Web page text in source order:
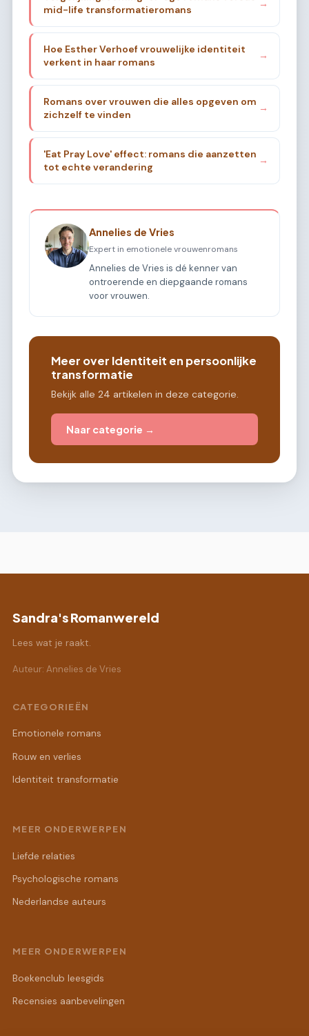
mid-life transformatieromans
→
Hoe Esther Verhoef vrouwelijke identiteit
verkent in haar romans
→
Romans over vrouwen die alles opgeven om
zichzelf te vinden
→
'Eat Pray Love' effect: romans die aanzetten
tot echte verandering
→
Annelies de Vries
Expert in emotionele vrouwenromans
Annelies de Vries is dé kenner van
ontroerende en diepgaande romans
voor vrouwen.
Meer over Identiteit en persoonlijke
transformatie
Bekijk alle 24 artikelen in deze categorie.
Naar categorie →
Sandra's Romanwereld
Lees wat je raakt.
Auteur: Annelies de Vries
CATEGORIEËN
Emotionele romans
Rouw en verlies
Identiteit transformatie
MEER ONDERWERPEN
Liefde relaties
Psychologische romans
Nederlandse auteurs
MEER ONDERWERPEN
Boekenclub leesgids
Recensies aanbevelingen